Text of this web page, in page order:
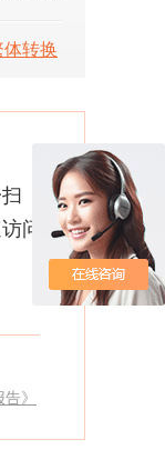
体转换
》
问